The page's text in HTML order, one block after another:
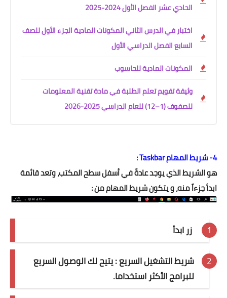
الحادي عشر الفصل الأول 2024-2025
اختبار في الدرس الثاني المكونات المادية الجزء الأول للصف
السابع الفصل الدراسي الأول
المكونات المادية للحاسوب
وثيقة تقويم تعلم الطلبة في مادة تقنية المعلومات
للصفوف (1–12) للعام الدراسي 2025-2026
4- شريط المهام Taskbar :
هو الشريط الذي يوجد عادةً في أسفل سطح المكتب، وتعد قائمة
ابدأ جزءاً منه، و يتكون شريط المهام من :
زر ابدأ
شريط التشغيل السريع : يتيح لك الوصول السريع
للبرامج الأكثر استخداما.